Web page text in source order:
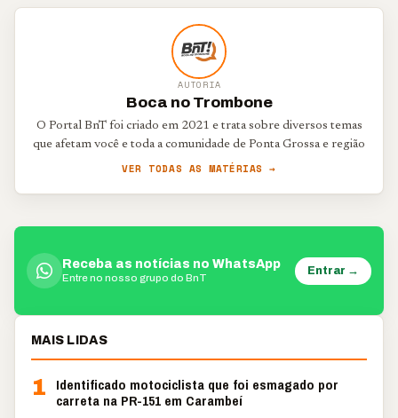
AUTORIA
Boca no Trombone
O Portal BnT foi criado em 2021 e trata sobre diversos temas
que afetam você e toda a comunidade de Ponta Grossa e região
VER TODAS AS MATÉRIAS →
Receba as notícias no WhatsApp
Entre no nosso grupo do BnT
Entrar →
MAIS LIDAS
1
Identificado motociclista que foi esmagado por
carreta na PR-151 em Carambeí